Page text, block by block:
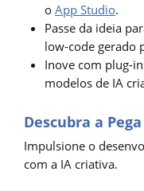
oApp Studio.
Passe da ideia
low-code gerado
Inove com plug-
modelos de IA
Descubra a
Impulsione o
com a IA criativa.